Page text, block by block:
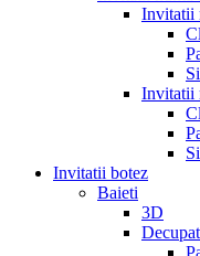
Invitatii
Invitatii
Invitatii botez
Baieti
3D